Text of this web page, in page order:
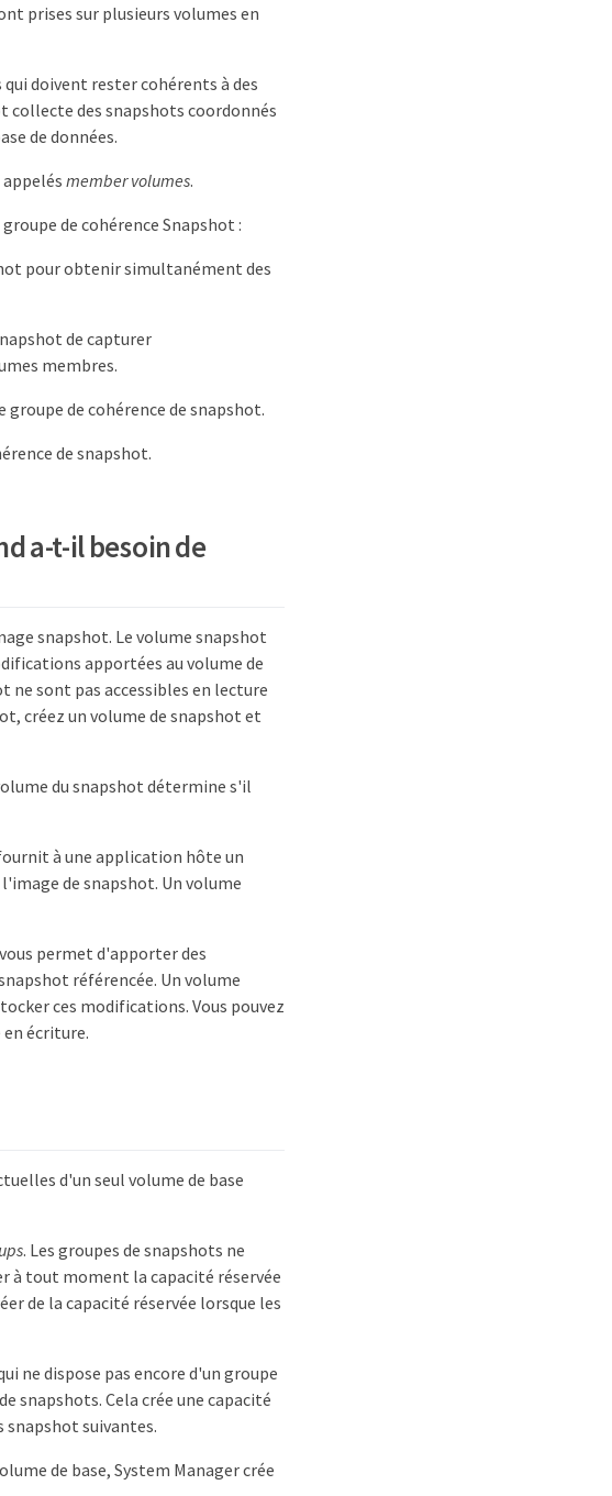
prises sur plusieurs volumes en
qui doivent rester cohérents à des
collecte des snapshots coordonnés
de données.
member volumes.
de cohérence Snapshot :
pour obtenir simultanément des
de capturer
membres.
de cohérence de snapshot.
de snapshot.
a-t-il besoin de
snapshot. Le volume snapshot
apportées au volume de
ne sont pas accessibles en lecture
créez un volume de snapshot et
du snapshot détermine s'il
à une application hôte un
de snapshot. Un volume
permet d'apporter des
référencée. Un volume
ces modifications. Vous pouvez
écriture.
d'un seul volume de base
. Les groupes de snapshots ne
à tout moment la capacité réservée
de la capacité réservée lorsque les
ne dispose pas encore d'un groupe
snapshots. Cela crée une capacité
snapshot suivantes.
de base, System Manager crée